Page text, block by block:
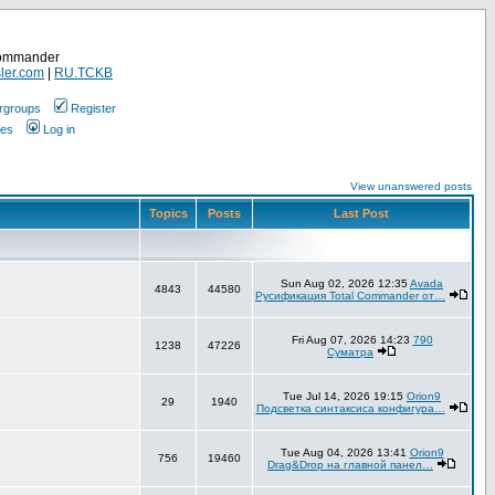
RU.TCKB
Register
Log in
View unanswered posts
Topics Posts Last Post
4843 44580 Sun Aug 02, 2026 12:35 Avada
Русификация Total Commander от…
1238 47226 Fri Aug 07, 2026 14:23 790
Суматра
29 1940 Tue Jul 14, 2026 19:15 Orion9
Подсветка синтаксиса конфигура…
756 19460 Tue Aug 04, 2026 13:41 Orion9
Drag&Drop на главной панел…